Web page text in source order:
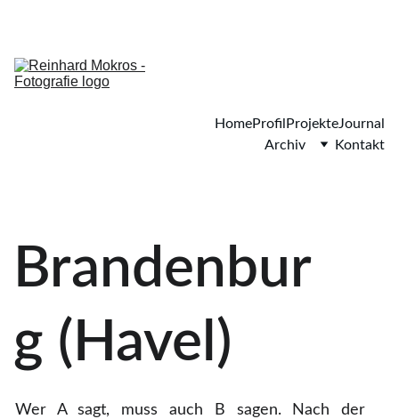
HomeProfilProjekteJournal
Archiv
Kontakt
Brandenbur
g (Havel)
Wer A sagt, muss auch B sagen. Nach der